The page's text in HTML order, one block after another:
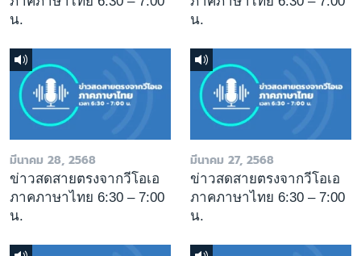
น.
น.
มีนาคม 28, 2568
ข่าวสดสายตรงจากวีโอเอ
ภาคภาษาไทย 6:30 – 7:00
น.
มีนาคม 27, 2568
ข่าวสดสายตรงจากวีโอเอ
ภาคภาษาไทย 6:30 – 7:00
น.